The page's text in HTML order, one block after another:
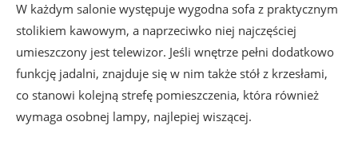
W każdym salonie występuje wygodna sofa z praktycznym
stolikiem kawowym, a naprzeciwko niej najczęściej
umieszczony jest telewizor. Jeśli wnętrze pełni dodatkowo
funkcję jadalni, znajduje się w nim także stół z krzesłami,
co stanowi kolejną strefę pomieszczenia, która również
wymaga osobnej lampy, najlepiej wiszącej.